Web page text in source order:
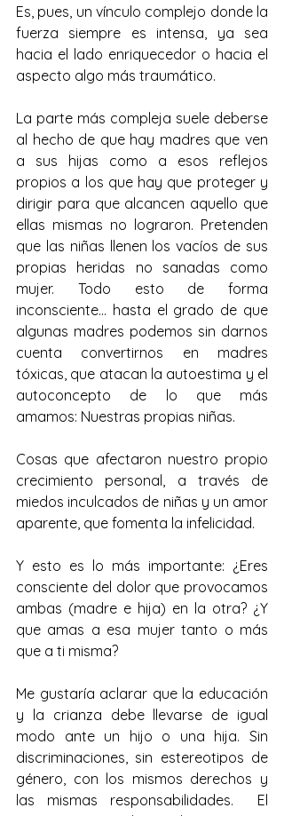
Es, pues, un vínculo complejo donde la
fuerza siempre es intensa, ya sea
hacia el lado enriquecedor o hacia el
aspecto algo más traumático.
La parte más compleja suele deberse
al hecho de que hay madres que ven
a sus hijas como a esos reflejos
propios a los que hay que proteger y
dirigir para que alcancen aquello que
ellas mismas no lograron. Pretenden
que las niñas llenen los vacíos de sus
propias heridas no sanadas como
mujer. Todo esto de forma
inconsciente… hasta el grado de que
algunas madres podemos sin darnos
cuenta convertirnos en madres
tóxicas, que atacan la autoestima y el
autoconcepto de lo que más
amamos: Nuestras propias niñas.
Cosas que afectaron nuestro propio
crecimiento personal, a través de
miedos inculcados de niñas y un amor
aparente, que fomenta la infelicidad.
Y esto es lo más importante: ¿Eres
consciente del dolor que provocamos
ambas (madre e hija) en la otra? ¿Y
que amas a esa mujer tanto o más
que a ti misma?
Me gustaría aclarar que la educación
y la crianza debe llevarse de igual
modo ante un hijo o una hija. Sin
discriminaciones, sin estereotipos de
género, con los mismos derechos y
las mismas responsabilidades.  El